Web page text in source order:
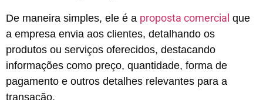
De maneira simples, ele é a proposta comercial que
a empresa envia aos clientes, detalhando os
produtos ou serviços oferecidos, destacando
informações como preço, quantidade, forma de
pagamento e outros detalhes relevantes para a
transação.